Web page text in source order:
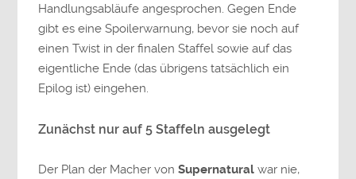
Handlungsabläufe angesprochen. Gegen Ende
gibt es eine Spoilerwarnung, bevor sie noch auf
einen Twist in der finalen Staffel sowie auf das
eigentliche Ende (das übrigens tatsächlich ein
Epilog ist) eingehen.
Zunächst nur auf 5 Staffeln ausgelegt
Der Plan der Macher vonSupernatural war nie,